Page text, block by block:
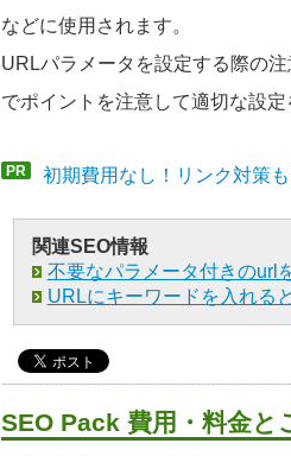
などに使用されます。
URLパラメータを設定する際の
でポイントを注意して適切な設定
PR 初期費用なし！リンク対策
関連SEO情報
不要なパラメータ付きのurl
URLにキーワードを入れる
SEO Pack 費用・料金と